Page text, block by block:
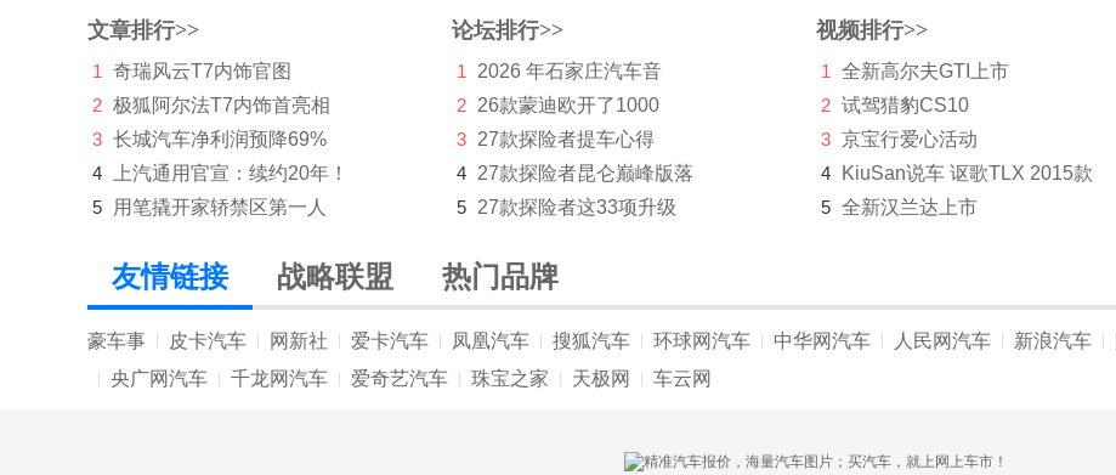
G
广汽传祺
H
哈弗
海马
昊铂
合创
恒源电动汽车
文章排行>>
1
奇瑞风云T7内饰官图
2 极狐阿尔法T7内饰首亮相
3 长城汽车净利润预降69%
4
上汽通用官宣：续约20年！
5
用笔撬开家轿禁区第一人
论坛排行>>
1
2026 年石家庄汽车音
2 26款蒙迪欧开了1000
3 27款探险者提车心得
4 27款探险者昆仑巅峰版落
5 27款探险者这33项升级
视频排行>>
1
全新高尔夫GTI上市
2 试驾猎豹CS10
3 京宝行爱心活动
4
KiuSan说车 讴歌TLX 2015款
5 全新汉兰达上市
友情链接 战略联盟 热门品牌
豪车事 皮卡汽车 网新社 爱卡汽车 凤凰汽车 搜狐汽车 环球网汽车 中华网汽车 人民网汽车 新浪汽车
央广网汽车 千龙网汽车 爱奇艺汽车 珠宝之家 天极网 车云网